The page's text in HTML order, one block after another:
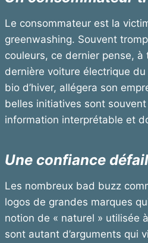
Le consommateur est la
greenwashing. Souvent
couleurs, ce dernier pense, à
dernière voiture électrique
bio d’hiver, allégera son
belles initiatives sont
information interprétable et
Une confiance
Les nombreux bad buzz
logos de grandes marques
notion de « naturel » utilisée
sont autant d’arguments qui